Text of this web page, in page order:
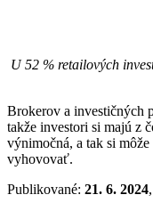
U 52 % retailových
Brokerov a investičných
takže investori si majú z
výnimočná, a tak si
vyhovovať.
Publikované: 21. 6. 2024